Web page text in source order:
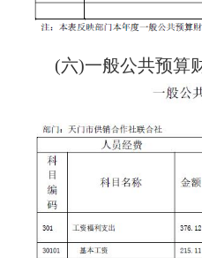
(六)一般公共预算财